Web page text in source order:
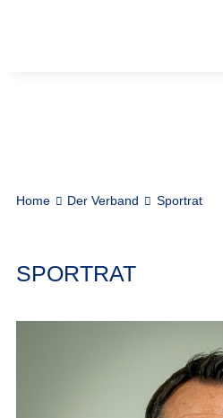
Home Der Verband Sportrat
SPORTRAT